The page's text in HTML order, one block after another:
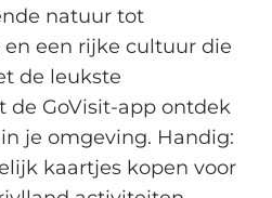
natuur tot
een rijke cultuur die
de leukste
de GoVisit-app ontdek
je omgeving. Handig:
kaartjes kopen voor